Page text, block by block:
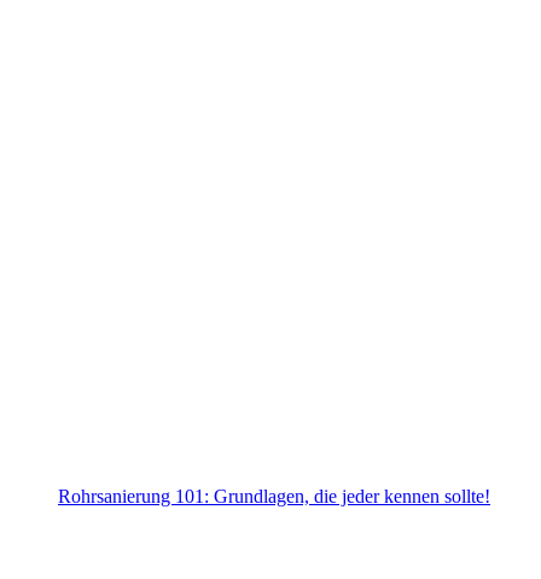
Rohrsanierung 101: Grundlagen, die jeder kennen sollte!